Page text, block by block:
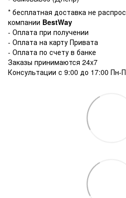
* бесплатная доставка не
компании BestWay
- Оплата при получении
- Оплата на карту Привата
- Оплата по счету в банке
Заказы принимаются 24x7
Консультации с 9:00 до 17:00 Пн-